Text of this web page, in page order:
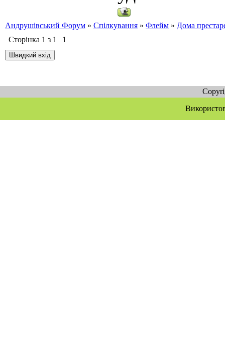
Андрушівський Форум » Спілкування » Флейм » Дома
Сторінка 1 з 1 1